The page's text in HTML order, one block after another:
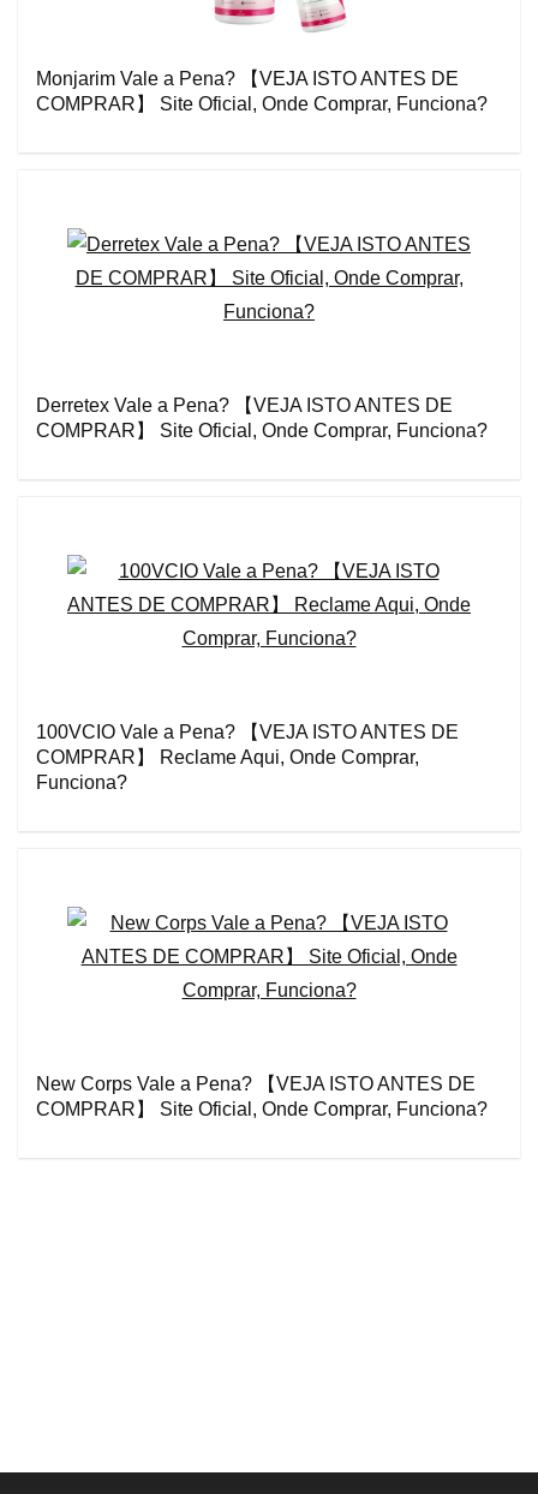
Monjarim Vale a Pena? 【VEJA ISTO ANTES DE
COMPRAR】 Site Oficial, Onde Comprar, Funciona?
Derretex Vale a Pena? 【VEJA ISTO ANTES DE
COMPRAR】 Site Oficial, Onde Comprar, Funciona?
100VCIO Vale a Pena? 【VEJA ISTO ANTES DE
COMPRAR】 Reclame Aqui, Onde Comprar,
Funciona?
New Corps Vale a Pena? 【VEJA ISTO ANTES DE
COMPRAR】 Site Oficial, Onde Comprar, Funciona?